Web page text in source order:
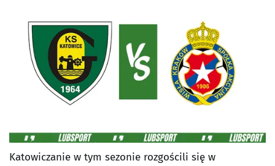
Katowiczanie w tym sezonie rozgościli się w